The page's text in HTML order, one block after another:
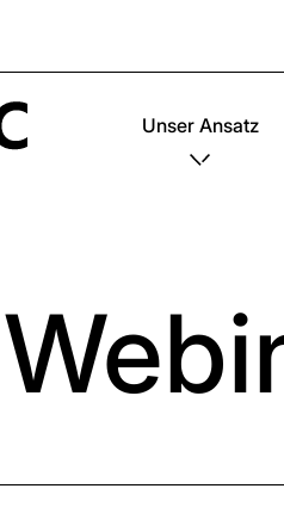
Unser Ansatz